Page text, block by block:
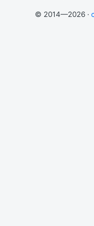
© 2014—2026 ·